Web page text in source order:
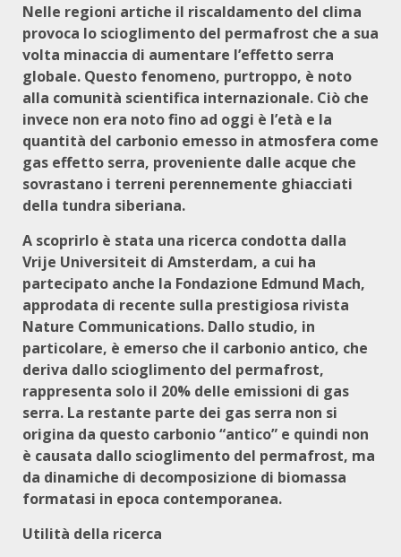
Nelle regioni artiche il riscaldamento del clima
provoca lo scioglimento del permafrost che a sua
volta minaccia di aumentare l’effetto serra
globale. Questo fenomeno, purtroppo, è noto
alla comunità scientifica internazionale. Ciò che
invece non era noto fino ad oggi è l’età e la
quantità del carbonio emesso in atmosfera come
gas effetto serra, proveniente dalle acque che
sovrastano i terreni perennemente ghiacciati
della tundra siberiana.
A scoprirlo è stata una ricerca condotta dalla
Vrije Universiteit di Amsterdam, a cui ha
partecipato anche la Fondazione Edmund Mach,
approdata di recente sulla prestigiosa rivista
Nature Communications. Dallo studio, in
particolare, è emerso che il carbonio antico, che
deriva dallo scioglimento del permafrost,
rappresenta solo il 20% delle emissioni di gas
serra. La restante parte dei gas serra non si
origina da questo carbonio “antico” e quindi non
è causata dallo scioglimento del permafrost, ma
da dinamiche di decomposizione di biomassa
formatasi in epoca contemporanea.
Utilità della ricerca